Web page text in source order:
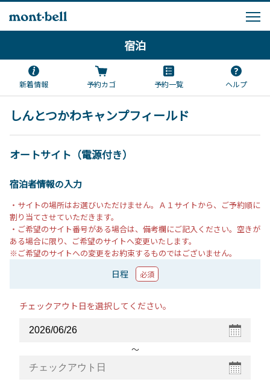
宿泊
新着情報 予約カゴ 予約一覧 ヘルプ
しんとつかわキャンプフィールド
オートサイト（電源付き）
宿泊者情報の入力
・サイトの場所はお選びいただけません。Ａ１サイトから、ご予約順に
割り当てさせていただきます。
・ご希望のサイト番号がある場合は、備考欄にご記入ください。空きが
ある場合に限り、ご希望のサイトへ変更いたします。
※ご希望のサイトへの変更をお約束するものではございません。
日程 必須
チェックアウト日を選択してください。
〜